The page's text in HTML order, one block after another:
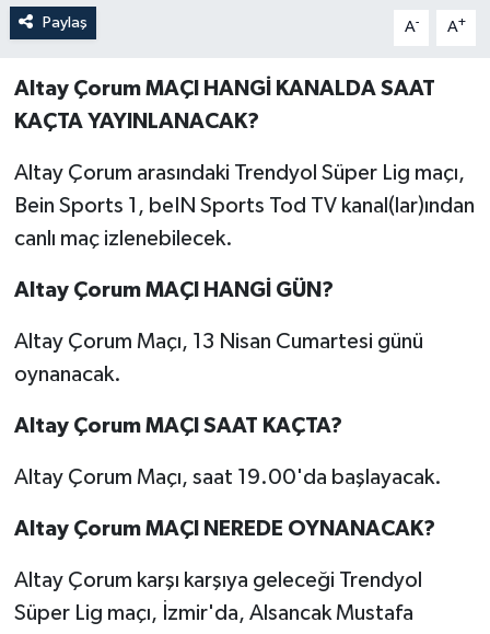
Paylaş A- A+
Altay Çorum MAÇI HANGİ KANALDA SAAT
KAÇTA YAYINLANACAK?
Altay Çorum arasındaki Trendyol Süper Lig maçı,
Bein Sports 1, beIN Sports Tod TV kanal(lar)ından
canlı maç izlenebilecek.
Altay Çorum MAÇI HANGİ GÜN?
Altay Çorum Maçı, 13 Nisan Cumartesi günü
oynanacak.
Altay Çorum MAÇI SAAT KAÇTA?
Altay Çorum Maçı, saat 19.00'da başlayacak.
Altay Çorum MAÇI NEREDE OYNANACAK?
Altay Çorum karşı karşıya geleceği Trendyol
Süper Lig maçı, İzmir'da, Alsancak Mustafa
Siyaset